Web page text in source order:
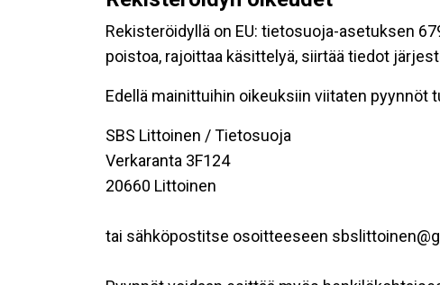
Rekisteröidyllä on EU: tietosuoja-asetuksen
poistoa, rajoittaa käsittelyä, siirtää tiedot
Edellä mainittuihin oikeuksiin viitaten
SBS Littoinen / Tietosuoja
Verkaranta 3F124
20660 Littoinen
tai sähköpostitse osoitteeseen